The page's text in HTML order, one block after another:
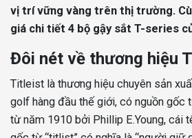
vị trí vững vàng trên thị trường.
giá chi tiết 4 bộ gậy sắt T-series
Đôi nét về thương hiệu
Titleist là thương hiệu chuyên sản
golf hàng đầu thế giới, có nguồn gốc
từ năm 1910 bởi Phillip E.Young, cái